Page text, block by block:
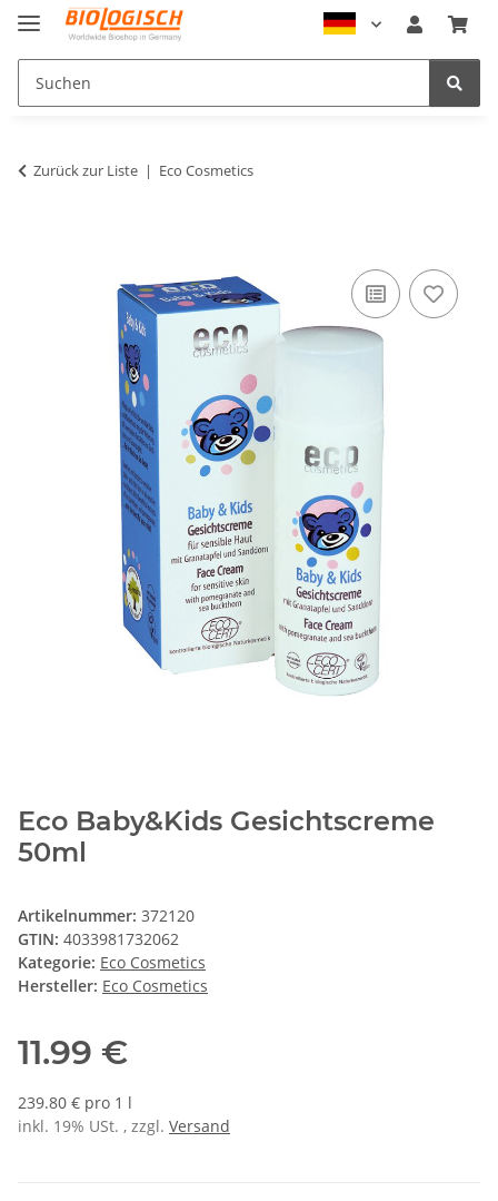
Zurück zur Liste Eco Cosmetics
Eco Baby&Kids Gesichtscreme
50ml
Artikelnummer: 372120
GTIN: 4033981732062
Kategorie: Eco Cosmetics
Hersteller: Eco Cosmetics
11.99 €
239.80 € pro 1 l
inkl. 19% USt. , zzgl. Versand